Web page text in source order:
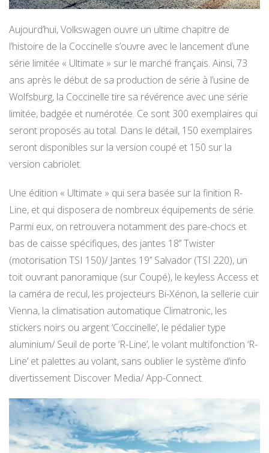
Aujourd’hui, Volkswagen ouvre un ultime chapitre de
l’histoire de la Coccinelle s’ouvre avec le lancement d’une
série limitée « Ultimate » sur le marché français. Ainsi, 73
ans après le début de sa production de série à l’usine de
Wolfsburg, la Coccinelle tire sa révérence avec une série
limitée, badgée et numérotée. Ce sont 300 exemplaires qui
seront proposés au total. Dans le détail, 150 exemplaires
seront disponibles sur la version coupé et 150 sur la
version cabriolet.
Une édition « Ultimate » qui sera basée sur la finition R-
Line, et qui disposera de nombreux équipements de série.
Parmi eux, on retrouvera notamment des pare-chocs et
bas de caisse spécifiques, des jantes 18’’ Twister
(motorisation TSI 150)/ Jantes 19’’ Salvador (TSI 220), un
toit ouvrant panoramique (sur Coupé), le keyless Access et
la caméra de recul, les projecteurs Bi-Xénon, la sellerie cuir
Vienna, la climatisation automatique Climatronic, les
stickers noirs ou argent ‘Coccinelle’, le pédalier type
aluminium/ Seuil de porte ‘R-Line’, le volant multifonction ‘R-
Line’ et palettes au volant, sans oublier le système d’info
divertissement Discover Media/ App-Connect.